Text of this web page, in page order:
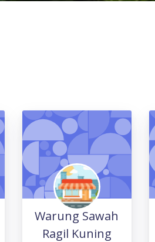
Warung Sawah
Ragil Kuning